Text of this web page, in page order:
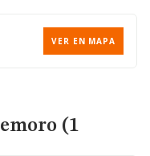
VER EN MAPA
(1